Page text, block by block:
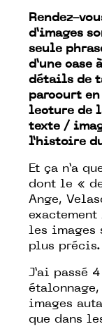
Rendez-
d’images
seule
d’une case
détails de
parcourt
lecture de
texte /
l’histoire
Et ça n’a
dont le «
Ange,
les images
plus précis.
J’ai passé
images
que dans